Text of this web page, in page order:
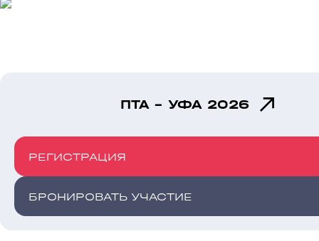
ПТА - УФА 2026
РЕГИСТРАЦИЯ
БРОНИРОВАТЬ УЧАСТИЕ